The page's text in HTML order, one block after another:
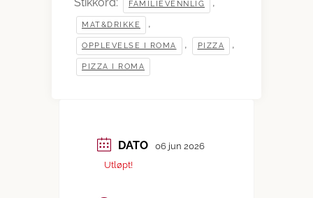
FAMILIEVENNLIG
MAT&DRIKKE ,
OPPLEVELSE I ROMA , PIZZA ,
PIZZA I ROMA
DATO
06 jun 2026
Utløpt!